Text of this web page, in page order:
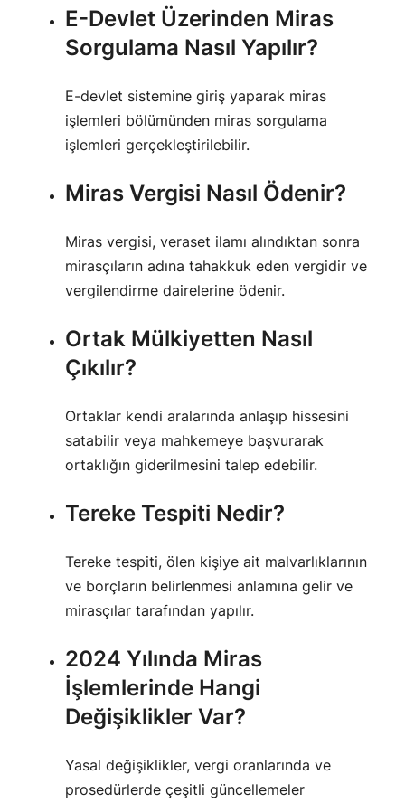
E-Devlet Üzerinden Miras
Sorgulama Nasıl Yapılır?
E-devlet sistemine giriş yaparak miras
işlemleri bölümünden miras sorgulama
işlemleri gerçekleştirilebilir.
Miras Vergisi Nasıl Ödenir?
Miras vergisi, veraset ilamı alındıktan sonra
mirasçıların adına tahakkuk eden vergidir ve
vergilendirme dairelerine ödenir.
Ortak Mülkiyetten Nasıl
Çıkılır?
Ortaklar kendi aralarında anlaşıp hissesini
satabilir veya mahkemeye başvurarak
ortaklığın giderilmesini talep edebilir.
Tereke Tespiti Nedir?
Tereke tespiti, ölen kişiye ait malvarlıklarının
ve borçların belirlenmesi anlamına gelir ve
mirasçılar tarafından yapılır.
2024 Yılında Miras
İşlemlerinde Hangi
Değişiklikler Var?
Yasal değişiklikler, vergi oranlarında ve
prosedürlerde çeşitli güncellemeler